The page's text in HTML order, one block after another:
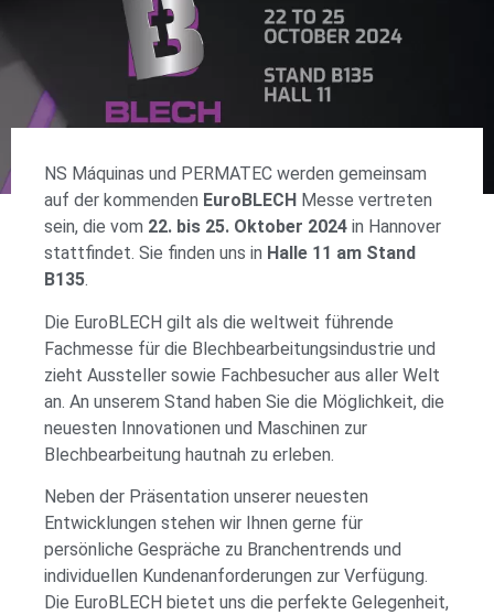
NS Máquinas und PERMATEC werden gemeinsam
auf der kommenden EuroBLECH Messe vertreten
sein, die vom 22. bis 25. Oktober 2024 in Hannover
stattfindet. Sie finden uns in Halle 11 am Stand
B135.
Die EuroBLECH gilt als die weltweit führende
Fachmesse für die Blechbearbeitungsindustrie und
zieht Aussteller sowie Fachbesucher aus aller Welt
an. An unserem Stand haben Sie die Möglichkeit, die
neuesten Innovationen und Maschinen zur
Blechbearbeitung hautnah zu erleben.
Neben der Präsentation unserer neuesten
Entwicklungen stehen wir Ihnen gerne für
persönliche Gespräche zu Branchentrends und
individuellen Kundenanforderungen zur Verfügung.
Die EuroBLECH bietet uns die perfekte Gelegenheit,